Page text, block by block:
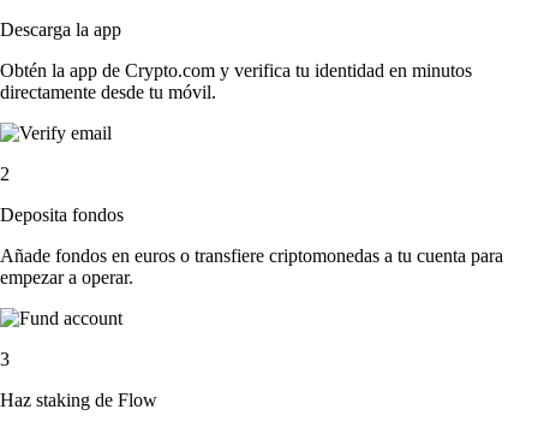
Descarga la app
Obtén la app de Crypto.com y verifica tu identidad en minutos
directamente desde tu móvil.
2
Deposita fondos
Añade fondos en euros o transfiere criptomonedas a tu cuenta para
empezar a operar.
3
Haz staking de Flow